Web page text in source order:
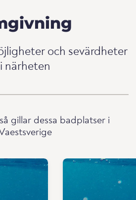
och sevärdheter
i närheten
gillar dessa badplatser i